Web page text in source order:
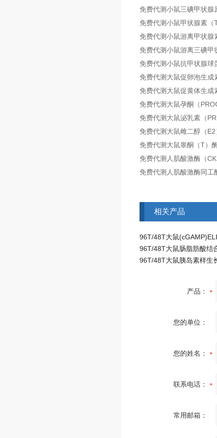
免费代测小鼠三碘甲状
免费代测小鼠甲状腺素
免费代测小鼠游离甲状
免费代测小鼠游离三碘
免费代测小鼠抗甲状腺
免费代测大鼠促卵泡生
免费代测大鼠促黄体生
免费代测大鼠孕酮（
免费代测大鼠泌乳素（
免费代测大鼠雌二醇（
免费代测大鼠睾酮（T）
免费代测人肌酸激酶（
免费代测人肌酸激酶同
相关产品
产品：
您的单位：
您的姓名：
联系电话：
常用邮箱：